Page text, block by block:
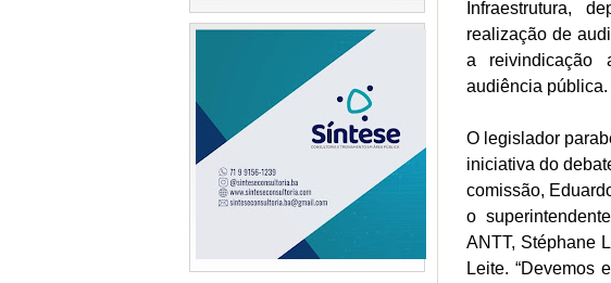
Infraestrutura,
realização de
a reivindicação
audiência pública.
O legislador
iniciativa do
comissão,
o
ANTT, Stéphane
Leite. “Devemos